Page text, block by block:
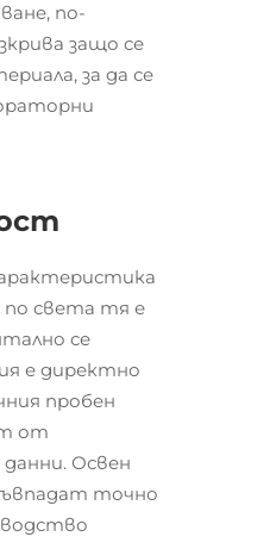
по-
защо се
за да се
света тя е
се
е директно
пробен
от
Освен
точно